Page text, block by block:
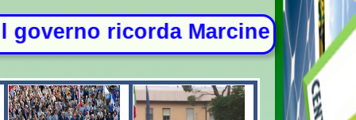
"Non c'è spazio